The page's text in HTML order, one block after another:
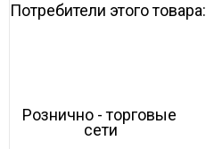
Потребители этого товара:
Рознично - торговые
сети